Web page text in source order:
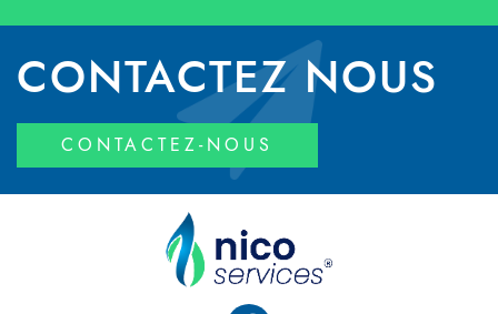
CONTACTEZ NOUS
CONTACTEZ-NOUS